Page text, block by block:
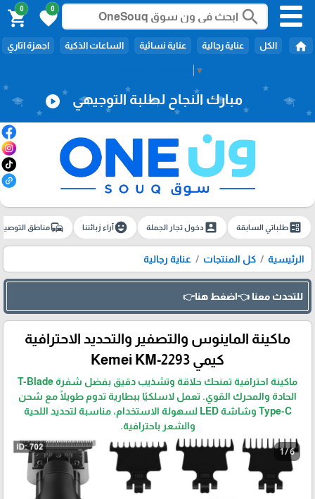
▼
search
0
favorite
0
shopping_cart
home الكل عناية رجالية عناية نسائية الساعات الذكية اجهزة اتاري
مبارك النجاح لطلبة التوجيهي play_circle
ballotطلباتي السابقة account_boxدخول تجار الجملة emoji_emotionsآراء زبائننا commuteمناطق
الرئيسية كل المنتجات عناية رجالية
للتحدث معنا 👈اضغط هنا👉
ماكينة الماينوس والتصفير والتحديد الاحترافية
كيمي Kemei KM-2293
ماكينة احترافية تمنحك حلاقة وتشذيب دقيق بفضل شفرة T-Blade
الحادة والمحرك القوي. تعمل لاسلكيًا ببطارية تدوم طويلًا مع شحن
Type-C وشاشة LED لسهولة الاستخدام، مناسبة لتحديد اللحية
والشعر باحترافية.
1 / 6